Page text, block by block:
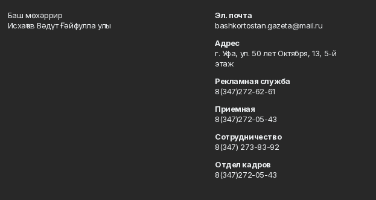
Баш мөхәррир
Исхаҡов Вәдүт Ғәйфулла улы
Эл. почта
bashkortostan.gazeta@mail.ru
Адрес
г. Уфа, ул. 50 лет Октября, 13, 5-й
этаж
Рекламная служба
8(347)272-62-61
Приемная
8(347)272-05-43
Сотрудничество
8(347) 273-83-92
Отдел кадров
8(347)272-05-43